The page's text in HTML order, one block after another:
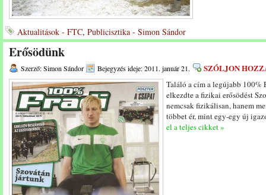
Aktualitások - FTC, Publicisztika - Simon Sándor
Erősödünk
Szerző: Simon Sándor Bejegyzés ideje: 2011. január 21. SZÓLJON
Találó a cím a legújabb 100%
elkezdte a fizikai erősödést
nemcsak fizikálisan, hanem
többet ér, mint egy-egy új
el a teljes cikket »